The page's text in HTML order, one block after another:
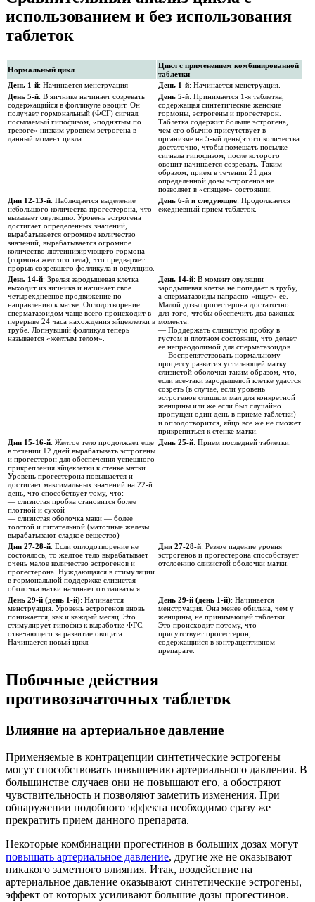
использованием и без использования
таблеток
Нормальный цикл
Цикл с применением комбинированной
таблетки
День 1-й: Начинается менструация День 1-й: Начинается менструация.
День 5-й: В яичнике начинает созревать
содержащийся в фолликуле овоцит. Он
получает гормональный (ФСГ) сигнал,
посылаемый гипофизом, «поднятым по
тревоге» низким уровнем эстрогена в
данный момент цикла.
День 5-й: Принимается 1-я таблетка,
содержащая синтетические женские
гормоны, эстрогены и прогестерон.
Таблетка содержит больше эстрогена,
чем его обычно присутствует в
организме на 5-ый день(этого количества
достаточно, чтобы помешать посылке
сигнала гипофизом, после которого
овоцит начинается созревать. Таким
образом, прием в течении 21 дня
определенной дозы эстрогенов не
позволяет в «спящем» состоянии.
Дни 12-13-й: Наблюдается выделение
небольшого количества прогестерона, что
вызывает овуляцию. Уровень эстрогена
достигает определенных значений,
вырабатывается огромное количество
значений, вырабатывается огромное
количество лютеинизирующего гормона
(гормона желтого тела), что предваряет
прорыв созревшего фолликула и овуляцию.
День 6-й и следующие: Продолжается
ежедневный прием таблеток.
День 14-й: Зрелая зародышевая клетка
выходит из яичника и начинает свое
четырехдневное продвижение по
направлению к матке. Оплодотворение
сперматазоидом чаще всего происходит в
перерыве 24 часа нахождения яйцеклетки в
трубе. Лопнувший фолликул теперь
называется «желтым телом».
День 14-й: В момент овуляции
зародышевая клетка не попадает в трубу,
а сперматазоиды напрасно «ищут» ее.
Малой дозы прогестерона достаточно
для того, чтобы обеспечить два важных
момента:
— Поддержать слизистую пробку в
густом и плотном состоянии, что делает
ее непреодолимой для сперматазоидов.
— Воспрепятствовать нормальному
процессу развития устилающей матку
слизистой оболочки таким образом, что,
если все-таки зародышевой клетке удастся
созреть (в случае, если уровень
эстрогенов слишком мал для конкретной
женщины или же если был случайно
пропущен один день в приеме таблетки)
и оплодотворится, яйцо все же не сможет
прикрепиться к стенке матки.
Дни 15-16-й: Желтое тело продолжает еще
в течении 12 дней вырабатывать эстрогены
и прогестерон для обеспечения успешного
прикрепления яйцеклетки к стенке матки.
Уровень прогестерона повышается и
достигает максимальных значений на 22-й
день, что способствует тому, что:
— слизистая пробка становится более
плотной и сухой
— слизистая оболочка маки — более
толстой и питательной (маточные железы
вырабатывают сладкое вещество)
День 25-й: Прием последней таблетки.
Дни 27-28-й: Если оплодотворение не
состоялось, то желтое тело вырабатывает
очень малое количество эстрогенов и
прогестерона. Нуждающаяся в стимуляции
в гормональной поддержке слизистая
оболочка матки начинает отслаиваться.
Дни 27-28-й: Резкое падение уровня
эстрогенов и прогестерона способствует
отслоению слизистой оболочки матки.
День 29-й (день 1-й): Начинается
менструация. Уровень эстрогенов вновь
понижается, как и каждый месяц. Это
стимулирует гипофиз к выработке ФГС,
отвечающего за развитие овоцита.
Начинается новый цикл.
День 29-й (день 1-й): Начинается
менструация. Она менее обильна, чем у
женщины, не принимающей таблетки.
Это происходит потому, что
присутствует прогестерон,
содержащийся в контрацептивном
препарате.
Побочные действия
противозачаточных таблеток
Влияние на артериальное давление
Применяемые в контрацепции синтетические эстрогены
могут способствовать повышению артериального давления. В
большинстве случаев они не повышают его, а обостряют
чувствительность и позволяют заметить изменения. При
обнаружении подобного эффекта необходимо сразу же
прекратить прием данного препарата.
Некоторые комбинации прогестинов в больших дозах могут
повышать артериальное давление, другие же не оказывают
никакого заметного влияния. Итак, воздействие на
артериальное давление оказывают синтетические эстрогены,
эффект от которых усиливают большие дозы прогестинов.